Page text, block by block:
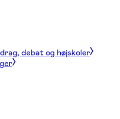
debat og højskoler